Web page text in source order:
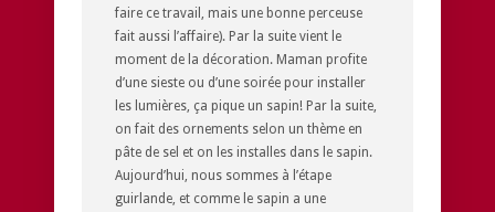
faire ce travail, mais une bonne perceuse
fait aussi l’affaire). Par la suite vient le
moment de la décoration. Maman profite
d’une sieste ou d’une soirée pour installer
les lumières, ça pique un sapin! Par la suite,
on fait des ornements selon un thème en
pâte de sel et on les installes dans le sapin.
Aujourd’hui, nous sommes à l’étape
guirlande, et comme le sapin a une